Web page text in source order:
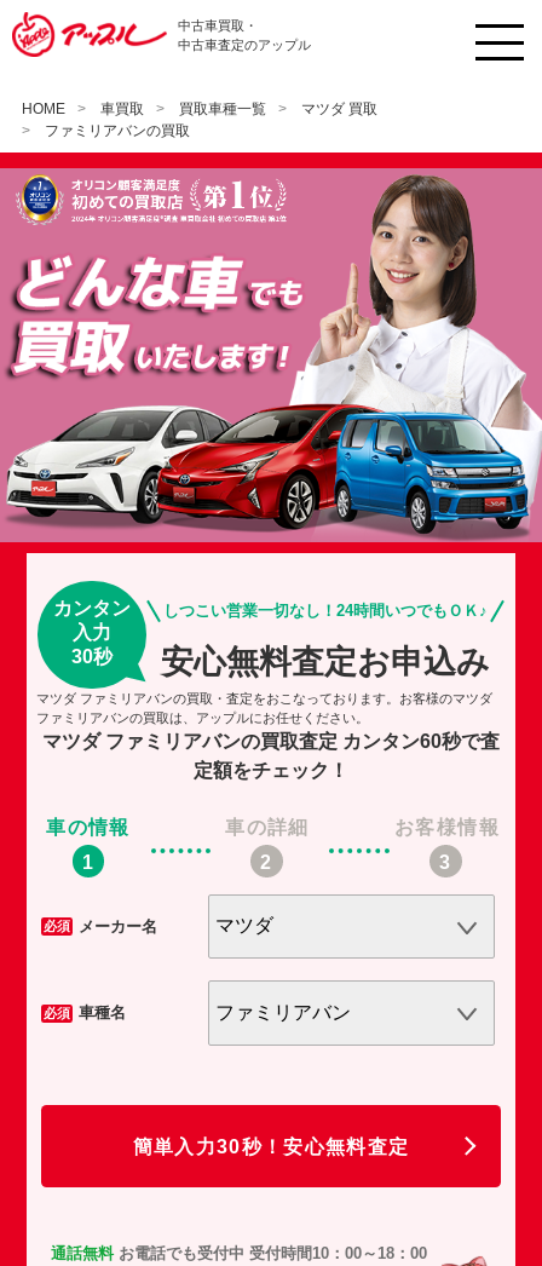
中古車買取・
中古車査定のアップル
HOME 車買取 買取車種一覧
マツダ 買取
ファミリアバンの買取
カンタン
入力
30秒
しつこい営業一切なし！24時間いつでもＯＫ♪
安心無料査定お申込み
マツダ ファミリアバンの買取・査定をおこなっております。お客様のマツダ
ファミリアバンの買取は、アップルにお任せください。
マツダ ファミリアバンの買取査定 カンタン60秒で査
定額をチェック！
車の情報 車の詳細 お客様情報
必須 メーカー名
必須 車種名
簡単入力30秒！安心無料査定
通話無料お電話でも受付中 受付時間10：00～18：00